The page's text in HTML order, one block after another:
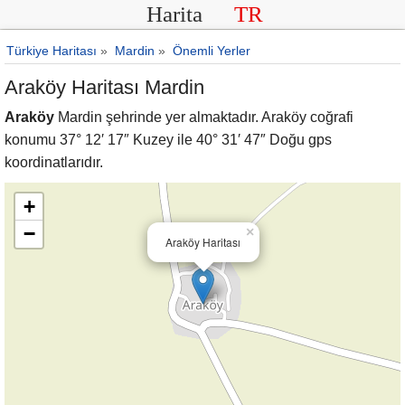
Harita TR
Türkiye Haritası » Mardin » Önemli Yerler
Araköy Haritası Mardin
Araköy Mardin şehrinde yer almaktadır. Araköy coğrafi
konumu 37° 12′ 17″ Kuzey ile 40° 31′ 47″ Doğu gps
koordinatlarıdır.
Araköy Haritası
×
+
−